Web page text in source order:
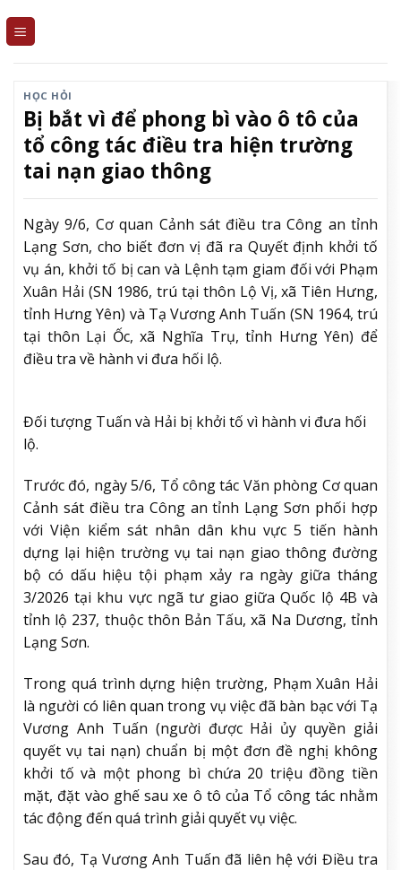
HỌC HỎI
Bị bắt vì để phong bì vào ô tô của
tổ công tác điều tra hiện trường
tai nạn giao thông
Ngày 9/6, Cơ quan Cảnh sát điều tra Công an tỉnh
Lạng Sơn, cho biết đơn vị đã ra Quyết định khởi tố
vụ án, khởi tố bị can và Lệnh tạm giam đối với Phạm
Xuân Hải (SN 1986, trú tại thôn Lộ Vị, xã Tiên Hưng,
tỉnh Hưng Yên) và Tạ Vương Anh Tuấn (SN 1964, trú
tại thôn Lại Ốc, xã Nghĩa Trụ, tỉnh Hưng Yên) để
điều tra về hành vi đưa hối lộ.
Đối tượng Tuấn và Hải bị khởi tố vì hành vi đưa hối
lộ.
Trước đó, ngày 5/6, Tổ công tác Văn phòng Cơ quan
Cảnh sát điều tra Công an tỉnh Lạng Sơn phối hợp
với Viện kiểm sát nhân dân khu vực 5 tiến hành
dựng lại hiện trường vụ tai nạn giao thông đường
bộ có dấu hiệu tội phạm xảy ra ngày giữa tháng
3/2026 tại khu vực ngã tư giao giữa Quốc lộ 4B và
tỉnh lộ 237, thuộc thôn Bản Tấu, xã Na Dương, tỉnh
Lạng Sơn.
Trong quá trình dựng hiện trường, Phạm Xuân Hải
là người có liên quan trong vụ việc đã bàn bạc với Tạ
Vương Anh Tuấn (người được Hải ủy quyền giải
quyết vụ tai nạn) chuẩn bị một đơn đề nghị không
khởi tố và một phong bì chứa 20 triệu đồng tiền
mặt, đặt vào ghế sau xe ô tô của Tổ công tác nhằm
tác động đến quá trình giải quyết vụ việc.
Sau đó, Tạ Vương Anh Tuấn đã liên hệ với Điều tra